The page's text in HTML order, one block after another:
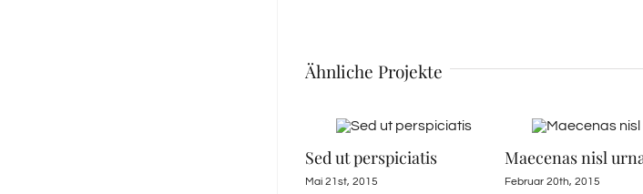
Ähnliche Projekte
Sed ut perspiciatis
Mai 21st, 2015
Maecenas nisl
Februar 20th, 2015